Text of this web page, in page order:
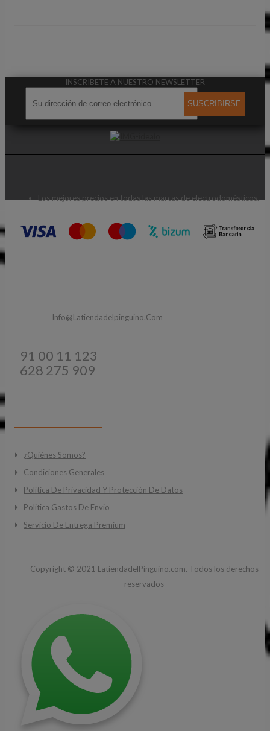
INSCRIBETE A NUESTRO NEWSLETTER
SUSCRIBIRSE
Los mejores precios en todas las marcas de electrodomésticos.
Info@latiendadelpinguino.com
91 00 11 123
628 275 909
¿Quiénes Somos?
Condiciones Generales
Política De Privacidad Y Protección De Datos
Politica Gastos De Envio
Servicio De Entrega Premium
Copyright © 2021 LatiendadelPinguino.com. Todos los derechos
reservados